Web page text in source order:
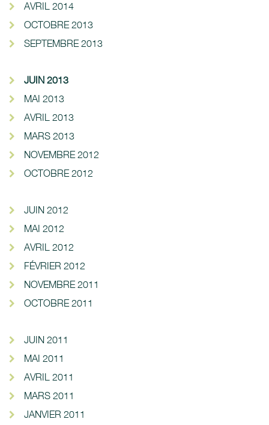
AVRIL 2014
OCTOBRE 2013
SEPTEMBRE 2013
JUIN 2013
MAI 2013
AVRIL 2013
MARS 2013
NOVEMBRE 2012
OCTOBRE 2012
JUIN 2012
MAI 2012
AVRIL 2012
FÉVRIER 2012
NOVEMBRE 2011
OCTOBRE 2011
JUIN 2011
MAI 2011
AVRIL 2011
MARS 2011
JANVIER 2011